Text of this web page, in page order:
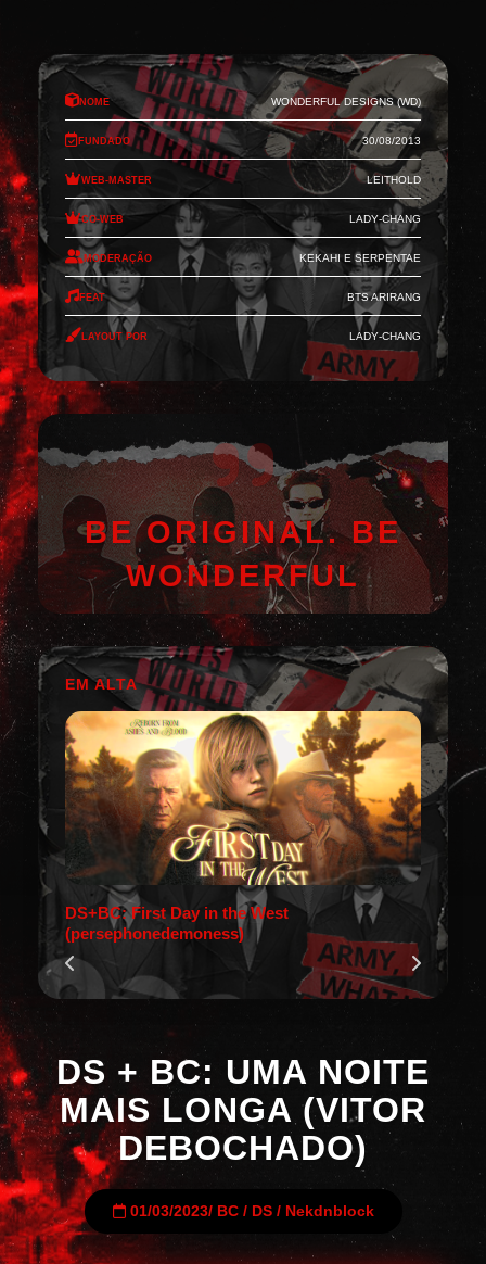
Nome Wonderful Designs (WD)
Fundado 30/08/2013
Web-Master Leithold
Co-Web Lady-Chang
Moderação Kekahi e Serpentae
Feat BTS Arirang
Layout por Lady-Chang
BE ORIGINAL. BE
WONDERFUL
EM ALTA
DS+BC: First Day in the West
(persephonedemoness)
DS + BC: UMA NOITE
MAIS LONGA (VITOR
DEBOCHADO)
01/03/2023/ BC/ DS/ Nekdnblock